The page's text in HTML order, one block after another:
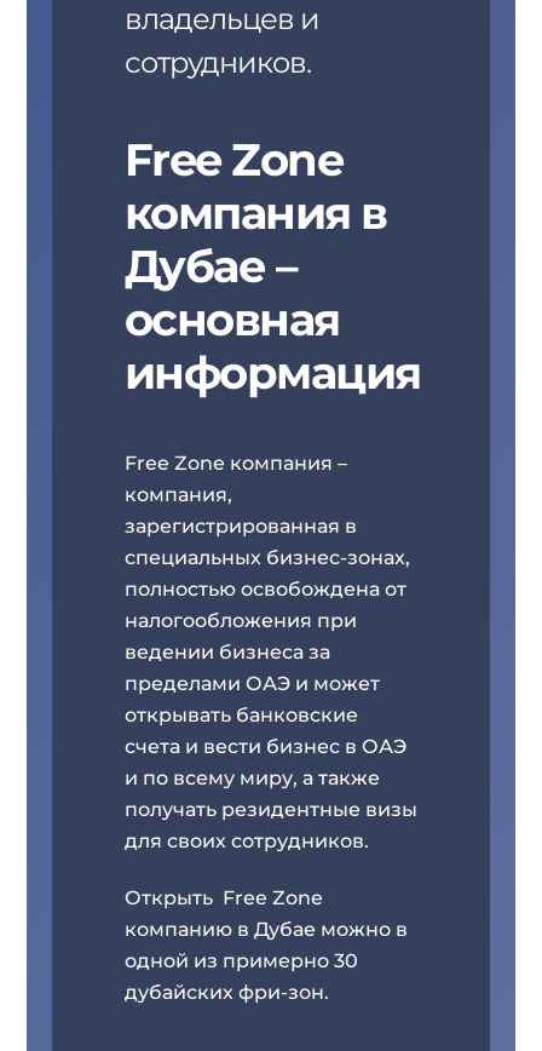
владельцев и
сотрудников.
Free Zone
компания в
Дубае –
основная
информация
Free Zone компания –
компания,
зарегистрированная в
специальных бизнес-зонах,
полностью освобождена от
налогообложения при
ведении бизнеса за
пределами ОАЭ и может
открывать банковские
счета и вести бизнес в ОАЭ
и по всему миру, а также
получать резидентные визы
для своих сотрудников.
Открыть Free Zone
компанию в Дубае можно в
одной из примерно 30
дубайских фри-зон.